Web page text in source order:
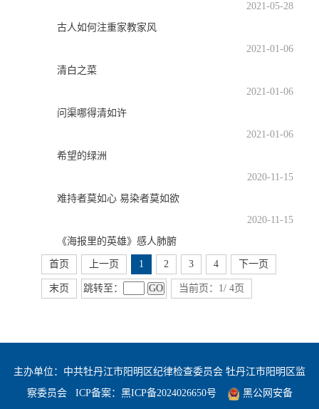
2021-05-28
古人如何注重家教家风
2021-01-06
清白之菜
2021-01-06
问渠哪得清如许
2021-01-06
希望的绿洲
2020-11-15
难持者莫如心 易染者莫如欲
2020-11-15
《海报里的英雄》感人肺腑
首页 上一页 1 2 3 4 下一页
末页 跳转至： GO 当前页：1/ 4页
主办单位：中共牡丹江市阳明区纪律检查委员会 牡丹江市阳明区监
察委员会ICP备案： 黑ICP备2024026650号
黑公网安备